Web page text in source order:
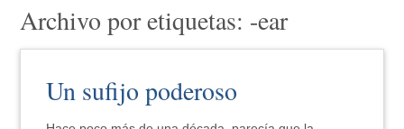
Archivo por etiquetas: -ear
Un sufijo poderoso